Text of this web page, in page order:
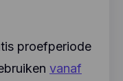
proefperiode
vanaf